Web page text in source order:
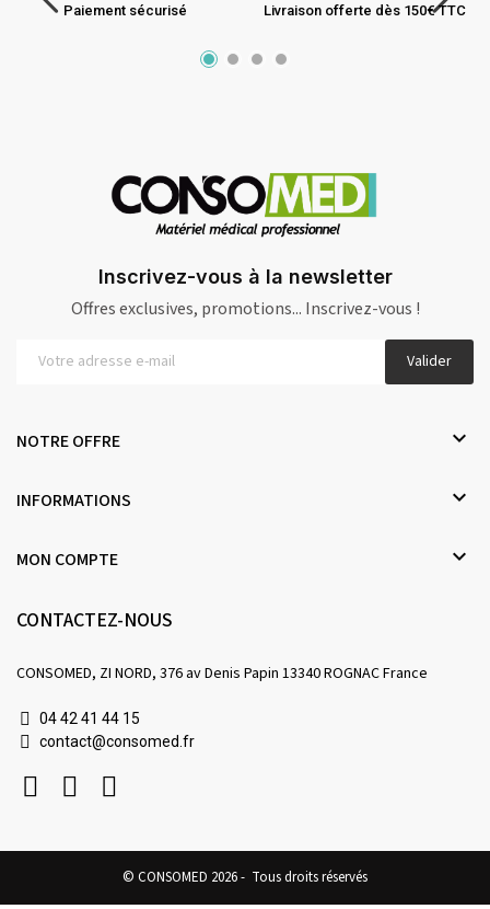
Paiement sécurisé Livraison offerte dès 150€ TTC
Inscrivez-vous à la newsletter
Offres exclusives, promotions... Inscrivez-vous !
Valider
NOTRE OFFRE 
INFORMATIONS 
MON COMPTE 
CONTACTEZ-NOUS
CONSOMED, ZI NORD, 376 av Denis Papin 13340 ROGNAC France
04 42 41 44 15
contact@consomed.fr
© CONSOMED 2026 - Tous droits réservés